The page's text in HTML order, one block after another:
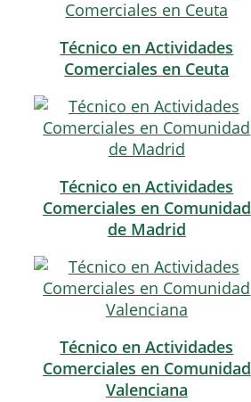
Técnico en Actividades
Comerciales en Ceuta
Técnico en Actividades
Comerciales en Comunidad
de Madrid
Técnico en Actividades
Comerciales en Comunidad
Valenciana